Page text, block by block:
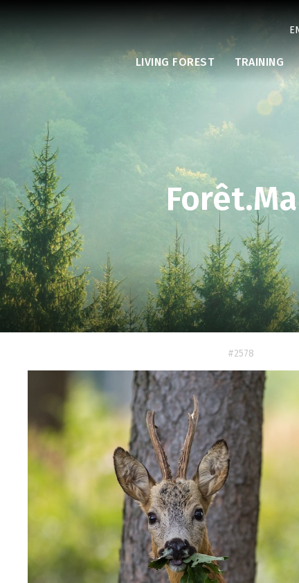
LIVING FOREST TRAINING
#2578